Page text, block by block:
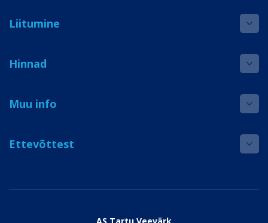
Liitumine
Hinnad
Muu info
Ettevõttest